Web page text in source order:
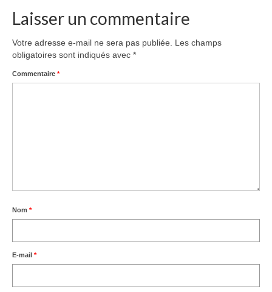
Laisser un commentaire
Votre adresse e-mail ne sera pas publiée.
Les champs
obligatoires sont indiqués avec *
Commentaire *
Nom *
E-mail *